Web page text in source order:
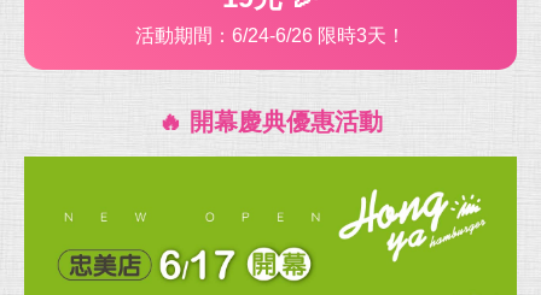
活動期間：6/24-6/26 限時3天！
🔥 開幕慶典優惠活動